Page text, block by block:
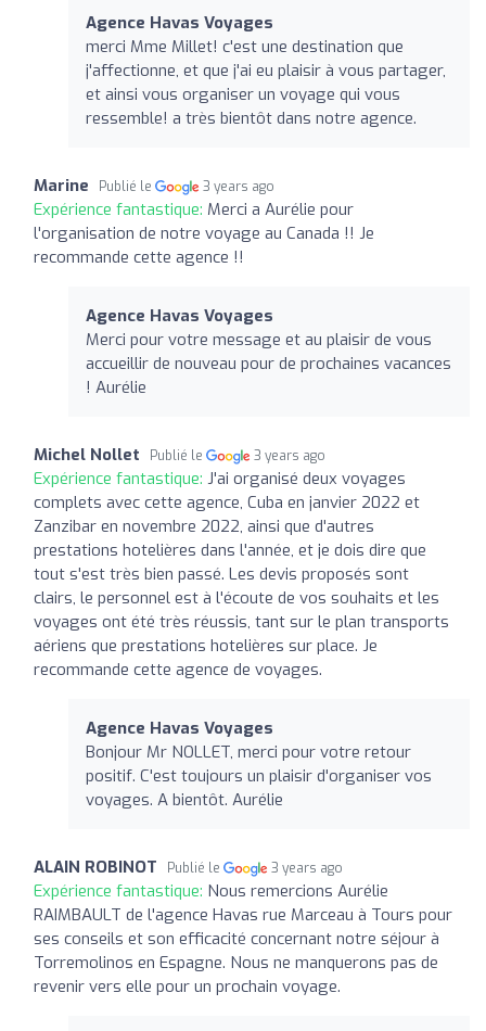
Agence Havas Voyages
merci Mme Millet! c'est une destination que
j'affectionne, et que j'ai eu plaisir à vous partager,
et ainsi vous organiser un voyage qui vous
ressemble! a très bientôt dans notre agence.
Marine Publié le 3 years ago
Expérience fantastique: Merci a Aurélie pour
l'organisation de notre voyage au Canada !! Je
recommande cette agence !!
Agence Havas Voyages
Merci pour votre message et au plaisir de vous
accueillir de nouveau pour de prochaines vacances
! Aurélie
Michel Nollet Publié le 3 years ago
Expérience fantastique: J'ai organisé deux voyages
complets avec cette agence, Cuba en janvier 2022 et
Zanzibar en novembre 2022, ainsi que d'autres
prestations hotelières dans l'année, et je dois dire que
tout s'est très bien passé. Les devis proposés sont
clairs, le personnel est à l'écoute de vos souhaits et les
voyages ont été très réussis, tant sur le plan transports
aériens que prestations hotelières sur place. Je
recommande cette agence de voyages.
Agence Havas Voyages
Bonjour Mr NOLLET, merci pour votre retour
positif. C'est toujours un plaisir d'organiser vos
voyages. A bientôt. Aurélie
ALAIN ROBINOT Publié le 3 years ago
Expérience fantastique: Nous remercions Aurélie
RAIMBAULT de l'agence Havas rue Marceau à Tours pour
ses conseils et son efficacité concernant notre séjour à
Torremolinos en Espagne. Nous ne manquerons pas de
revenir vers elle pour un prochain voyage.